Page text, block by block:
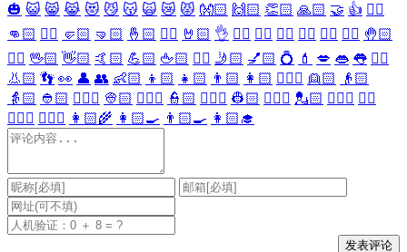
🎃 😺 😸 😹 😻 😼 😽 🙀 😿 😾 👐🏻 🙌🏻 👏🏻 🙏🏻 🤝 👍 👎🏻
👊🏻 ✊🏻 🤛🏻 🤜🏻 🤞🏻 ✌🏻 🤘🏻 👌 👈🏻 👉🏻 👆🏻 👇🏻 ☝🏻 ✋🏻 🤚🏻
🖐🏻 🖖🏻 👋🏻 🤙🏻 💪🏻 🖕🏻 ✍🏻 🤳🏻 💅🏻 💍 💄 💋 👄 👅 👂🏻
👃🏻 👣 👀 👤 👥 👶🏻 👦🏻 👧🏻 👨🏻 👩🏻 👱🏻‍♀️ 👱🏻
👴🏻
👵🏻 👲🏻 👳🏻‍♀️ 👳🏻 👮🏻‍♀️ 👮🏻 👷🏻‍♀️ 👷🏻 💂🏻‍♀️ 💂🏻 🕵🏻‍♀️ 🕵🏻
👩🏻‍⚕️ 👨🏻‍⚕️ 👩🏻‍🌾 👩🏻‍🍳 👨🏻‍🍳 👩🏻‍🎓